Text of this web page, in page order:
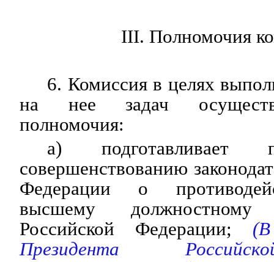
III. Полномочия
6. Комиссия в целях
на нее задач
полномочия:
а) подготавливает
совершенствованию
Федерации о
высшему
Российской Федерации; (В
Президента